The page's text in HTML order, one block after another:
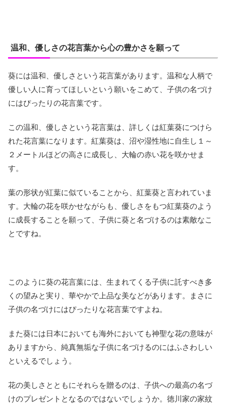
温和、優しさの花言葉から心の豊かさを願って
葵には温和、優しさという花言葉があります。温和な人柄で
優しい人に育ってほしいという願いをこめて、子供の名づけ
にはぴったりの花言葉です。
この温和、優しさという花言葉は、詳しくは紅葉葵につけら
れた花言葉になります。紅葉葵は、沼や湿性地に自生し１～
２メートルほどの高さに成長し、大輪の赤い花を咲かせま
す。
葉の形状が紅葉に似ていることから、紅葉葵と言われていま
す。大輪の花を咲かせながらも、優しさをもつ紅葉葵のよう
に成長することを願って、子供に葵と名づけるのは素敵なこ
とですね。
このように葵の花言葉には、生まれてくる子供に託すべき多
くの望みと実り、華やかで上品な美などがあります。まさに
子供の名づけにはぴったりな花言葉ですよね。
また葵には日本においても海外においても神聖な花の意味が
ありますから、純真無垢な子供に名づけるのにはふさわしい
といえるでしょう。
花の美しさとともにそれらを贈るのは、子供への最高の名づ
けのプレゼントとなるのではないでしょうか。徳川家の家紋